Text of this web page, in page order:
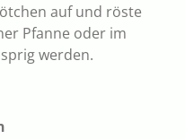
auf und röste
Pfanne oder im
werden.